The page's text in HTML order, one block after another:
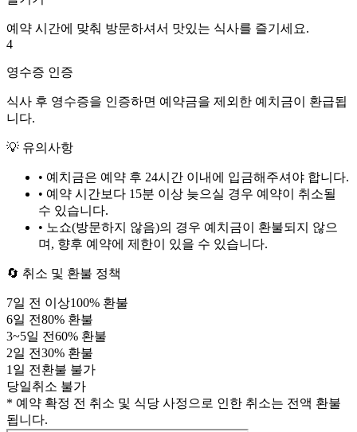
예약 시간에 맞춰 방문하셔서 맛있는 식사를 즐기세요.
4
영수증 인증
식사 후 영수증을 인증하면 예약금을 제외한 예치금이 환급됩
니다.
💡 유의사항
• 예치금은 예약 후 24시간 이내에 입금해주셔야 합니다.
• 예약 시간보다 15분 이상 늦으실 경우 예약이 취소될
수 있습니다.
• 노쇼(방문하지 않음)의 경우 예치금이 환불되지 않으
며, 향후 예약에 제한이 있을 수 있습니다.
🔄 취소 및 환불 정책
7일 전 이상100% 환불
6일 전80% 환불
3~5일 전60% 환불
2일 전30% 환불
1일 전환불 불가
당일취소 불가
* 예약 확정 전 취소 및 식당 사정으로 인한 취소는 전액 환불
됩니다.